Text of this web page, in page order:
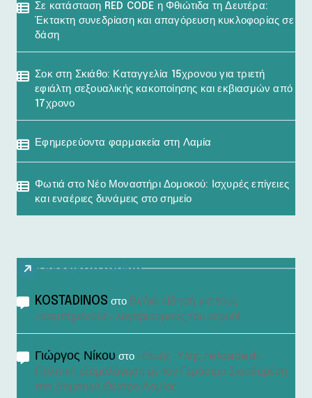
Σε κατάσταση RED CODE η Φθιώτιδα τη Δευτέρα:
Έκτακτη συνεδρίαση και απαγόρευση κυκλοφορίας σε
δάση
Σοκ στη Σκιάθο: Καταγγελία 15χρονου για τριετή
εφιάλτη σεξουαλικής κακοποίησης και εκβιασμών από
17χρονο
Εφημερεύοντα φαρμακεία στη Λαμία
Φωτιά στο Νέο Μοναστήρι Δομοκού: Ισχυρές επίγειες
και εναέριες δυνάμεις στο σημείο
Πρόσφατα σχόλια
KOSTADINOS στο Βγήκε είδηση για τους
«τσιμπημένους» λογαριασμούς του νερού!
Γιώργος Νίκου στο «Εκτός Ύλης reloaded»:
Πολιτική εξομολόγηση με τον Γεράσιμο Σκιαδαρέση
στο Δημοτικό Θέατρο Λαμίας